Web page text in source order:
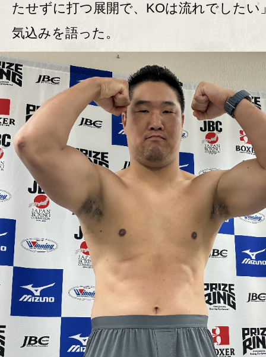
たせずに打つ展開で、KOは流れでしたい
気込みを語った。